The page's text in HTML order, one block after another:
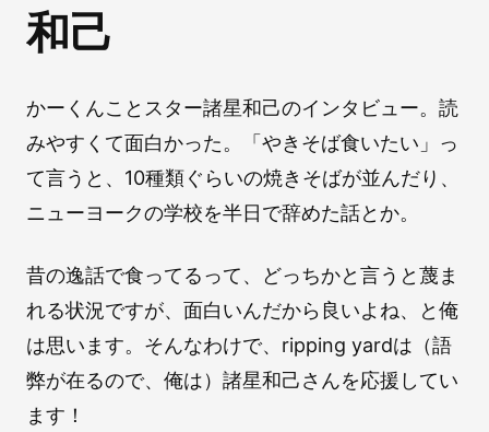
和己
かーくんことスター諸星和己のインタビュー。読
みやすくて面白かった。「やきそば食いたい」っ
て言うと、10種類ぐらいの焼きそばが並んだり、
ニューヨークの学校を半日で辞めた話とか。
昔の逸話で食ってるって、どっちかと言うと蔑ま
れる状況ですが、面白いんだから良いよね、と俺
は思います。そんなわけで、ripping yardは（語
弊が在るので、俺は）諸星和己さんを応援してい
ます！